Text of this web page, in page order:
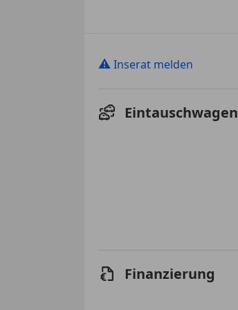
⚠ Inserat melden
Eintauschwagen
Finanzierung